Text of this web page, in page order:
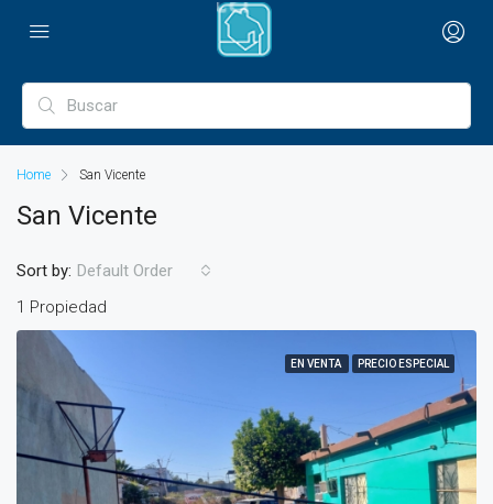
Home San Vicente
San Vicente
1 Propiedad
Sort by: Default Order
EN VENTA PRECIO ESPECIAL